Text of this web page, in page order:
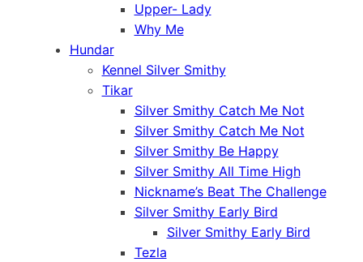
Upper- Lady
Why Me
Hundar
Kennel Silver Smithy
Tikar
Silver Smithy Catch Me Not
Silver Smithy Catch Me Not
Silver Smithy Be Happy
Silver Smithy All Time High
Nickname’s Beat The Challenge
Silver Smithy Early Bird
Silver Smithy Early Bird
Tezla